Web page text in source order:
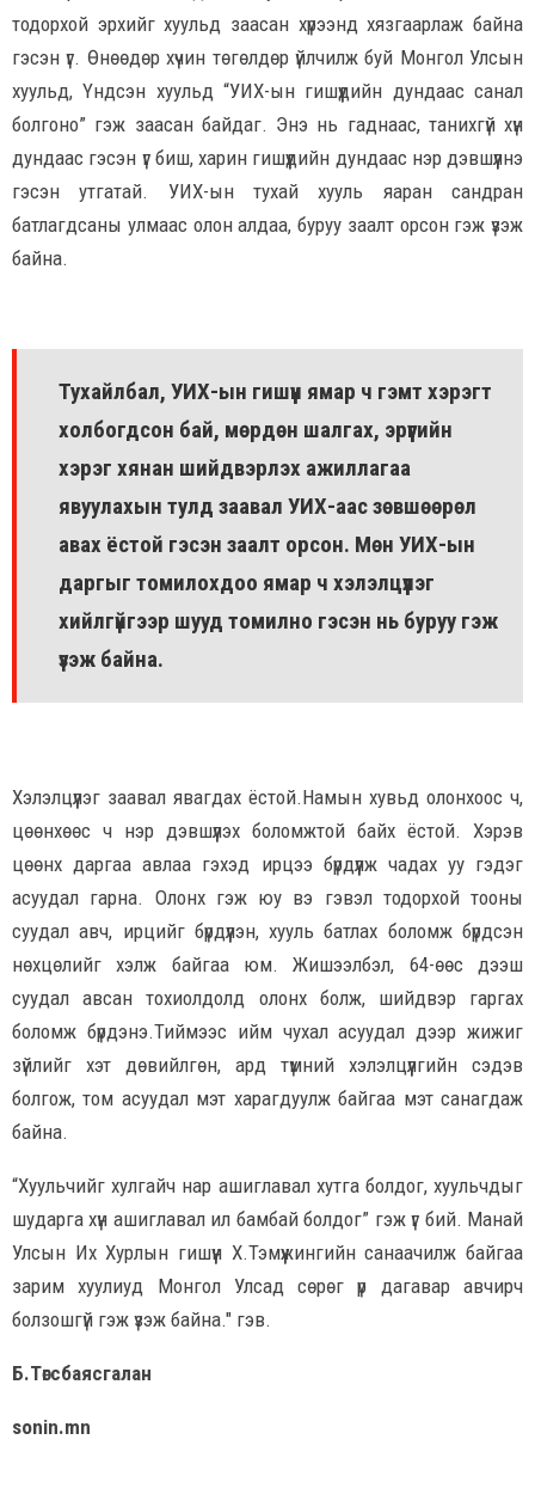
тодорхой эрхийг хуульд заасан хүрээнд хязгаарлаж байна
гэсэн үг. Өнөөдөр хүчин төгөлдөр үйлчилж буй Монгол Улсын
хуульд, Үндсэн хуульд “УИХ-ын гишүүдийн дундаас санал
болгоно” гэж заасан байдаг. Энэ нь гаднаас, танихгүй хүн
дундаас гэсэн үг биш, харин гишүүдийн дундаас нэр дэвшүүлнэ
гэсэн утгатай. УИХ-ын тухай хууль яаран сандран
батлагдсаны улмаас олон алдаа, буруу заалт орсон гэж үзэж
байна.
Тухайлбал, УИХ-ын гишүүн ямар ч гэмт хэрэгт
холбогдсон бай, мөрдөн шалгах, эрүүгийн
хэрэг хянан шийдвэрлэх ажиллагаа
явуулахын тулд заавал УИХ-аас зөвшөөрөл
авах ёстой гэсэн заалт орсон. Мөн УИХ-ын
даргыг томилохдоо ямар ч хэлэлцүүлэг
хийлгүйгээр шууд томилно гэсэн нь буруу гэж
үзэж байна.
Хэлэлцүүлэг заавал явагдах ёстой.Намын хувьд олонхоос ч,
цөөнхөөс ч нэр дэвшүүлэх боломжтой байх ёстой. Хэрэв
цөөнх даргаа авлаа гэхэд ирцээ бүрдүүлж чадах уу гэдэг
асуудал гарна. Олонх гэж юу вэ гэвэл тодорхой тооны
суудал авч, ирцийг бүрдүүлэн, хууль батлах боломж бүрдсэн
нөхцөлийг хэлж байгаа юм. Жишээлбэл, 64-өөс дээш
суудал авсан тохиолдолд олонх болж, шийдвэр гаргах
боломж бүрдэнэ.Тиймээс ийм чухал асуудал дээр жижиг
зүйлийг хэт дөвийлгөн, ард түмний хэлэлцүүлгийн сэдэв
болгож, том асуудал мэт харагдуулж байгаа мэт санагдаж
байна.
“Хуульчийг хулгайч нар ашиглавал хутга болдог, хуульчдыг
шударга хүн ашиглавал ил бамбай болдог” гэж үг бий. Манай
Улсын Их Хурлын гишүүн Х.Тэмүүжингийн санаачилж байгаа
зарим хуулиуд Монгол Улсад сөрөг үр дагавар авчирч
болзошгүй гэж үзэж байна." гэв.
Б.Төгсбаясгалан
sonin.mn